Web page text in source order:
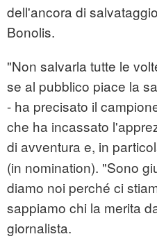
dell'ancora di
Bonolis.
"Non salvarla tutte le
se al pubblico piace la
- ha precisato il
che ha incassato
di avventura e, in
(in nomination). "Sono
diamo noi perché ci
sappiamo chi la merita
giornalista.